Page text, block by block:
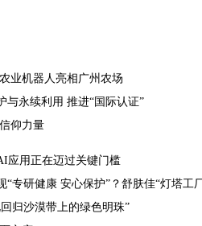
业机器人亮相广州农场
与永续利用 推进“国际认证”
仰力量
应用正在迈过关键门槛
“专研健康 安心保护”？舒肤佳“灯塔工
归沙漠带上的绿色明珠”